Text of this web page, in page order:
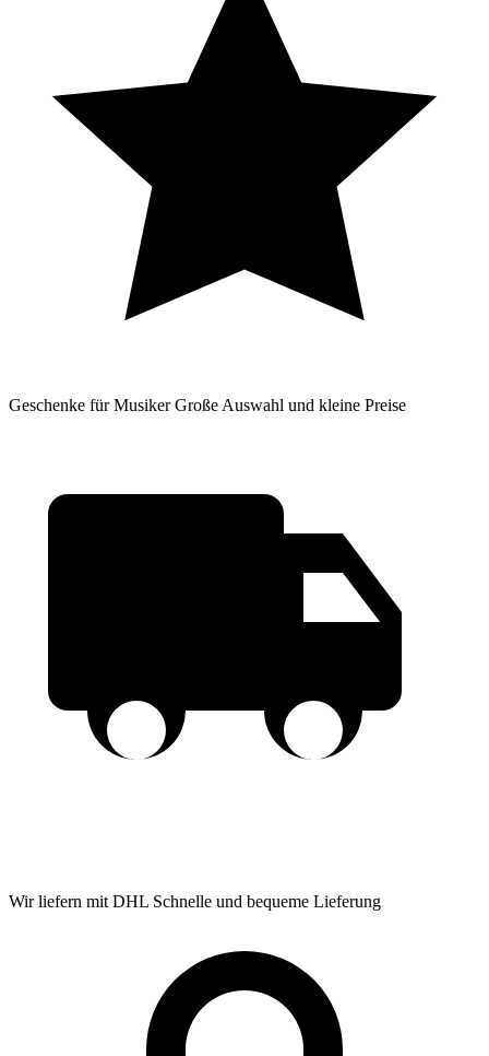
Geschenke für Musiker Große Auswahl und kleine Preise
Wir liefern mit DHL Schnelle und bequeme Lieferung